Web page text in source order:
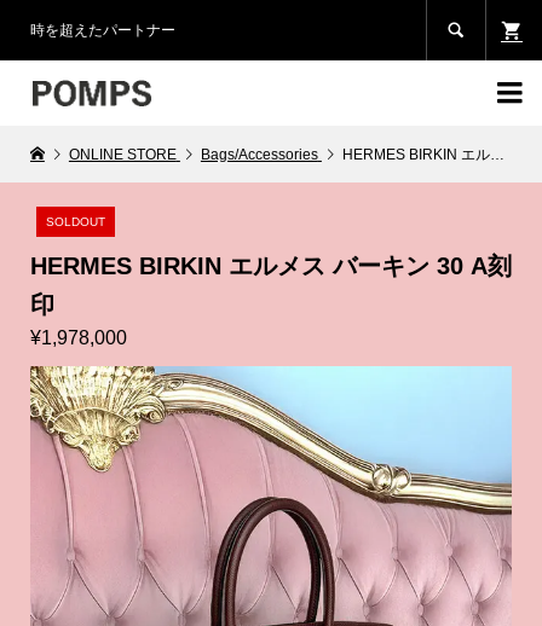
時を超えたパートナー 

ONLINE STORE Bags/Accessories HERMES BIRKIN エルメス バーキン 30 A刻印
SOLDOUT
HERMES BIRKIN エルメス バーキン 30 A刻
印
¥1,978,000